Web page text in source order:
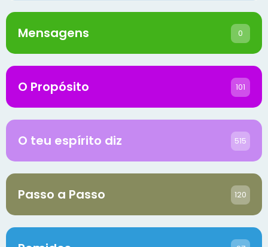
Mensagens 0
O Propósito 101
O teu espírito diz 515
Passo a Passo 120